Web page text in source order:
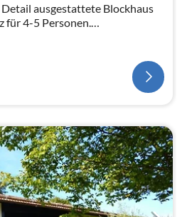
ausgestattete Blockhaus
Lage, 2 DZ, Kochnische,